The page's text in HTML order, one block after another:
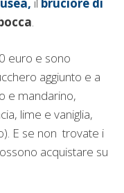
.
euro e sono
aggiunto e a
e mandarino,
lime e vaniglia,
E se non trovate i
acquistare su